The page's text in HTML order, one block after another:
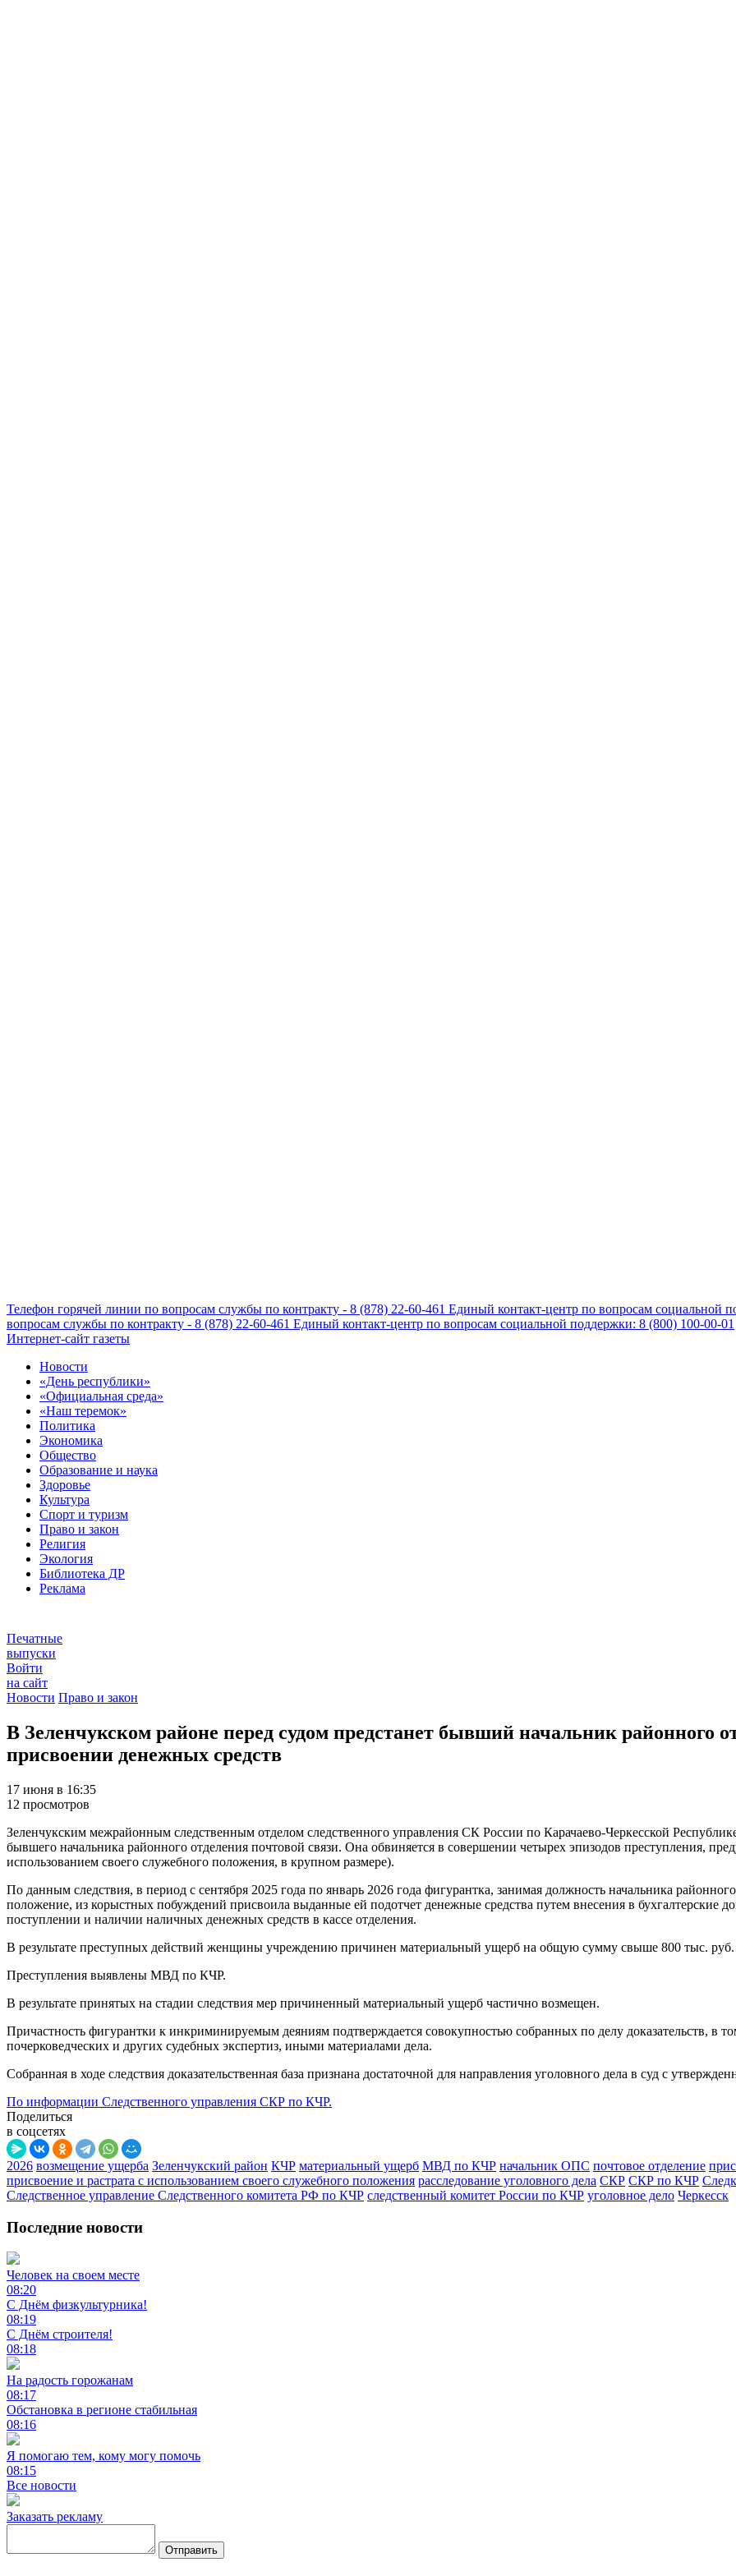
Телефон горячей линии по вопросам службы по контракту - 8 (878) 22-60-461 Единый контакт-центр по вопросам социальной
вопросам службы по контракту - 8 (878) 22-60-461 Единый контакт-центр по вопросам социальной поддержки: 8 (800) 100-00-01
Интернет-сайт газеты
Новости
«День республики»
«Официальная среда»
«Наш теремок»
Политика
Экономика
Общество
Образование и наука
Здоровье
Культура
Спорт и туризм
Право и закон
Религия
Экология
Библиотека ДР
Реклама
Печатные
выпуски
Войти
на сайт
Новости Право и закон
В Зеленчукском районе перед судом предстанет бывший начальник районного
присвоении денежных средств
17 июня в 16:35
12 просмотров
Зеленчукским межрайонным следственным отделом следственного управления СК России по Карачаево-Черкесской
бывшего начальника районного отделения почтовой связи. Она обвиняется в совершении четырех эпизодов преступления,
использованием своего служебного положения, в крупном размере).
По данным следствия, в период с сентября 2025 года по январь 2026 года фигурантка, занимая должность начальника
положение, из корыстных побуждений присвоила выданные ей подотчет денежные средства путем внесения в бухгалтерские
поступлении и наличии наличных денежных средств в кассе отделения.
В результате преступных действий женщины учреждению причинен материальный ущерб на общую сумму свыше 800 тыс. руб.
Преступления выявлены МВД по КЧР.
В результате принятых на стадии следствия мер причиненный материальный ущерб частично возмещен.
Причастность фигурантки к инкриминируемым деяниям подтверждается совокупностью собранных по делу доказательств, в
почерковедческих и других судебных экспертиз, иными материалами дела.
Собранная в ходе следствия доказательственная база признана достаточной для направления уголовного дела в суд с
По информации Следственного управления СКР по КЧР.
Поделиться
в соцсетях
2026 возмещение ущерба Зеленчукский район КЧР материальный ущерб МВД по КЧР начальник ОПС почтовое отделение
присвоение и растрата с использованием своего служебного положения расследование уголовного дела СКР СКР по КЧР
Следственное управление Следственного комитета РФ по КЧР следственный комитет России по КЧР уголовное дело Черкесск
Последние новости
Человек на своем месте
08:20
С Днём физкультурника!
08:19
С Днём строителя!
08:18
На радость горожанам
08:17
Обстановка в регионе стабильная
08:16
Я помогаю тем, кому могу помочь
08:15
Все новости
Заказать рекламу
Отправить